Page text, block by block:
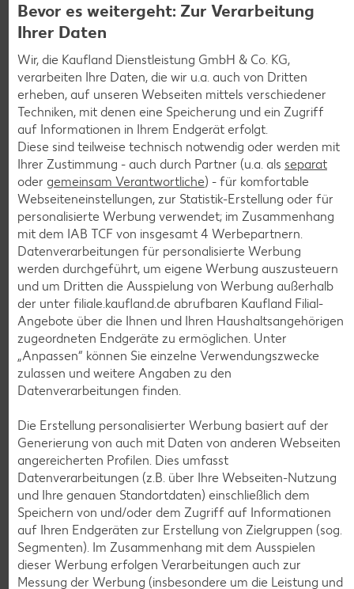
SCHWARZWALDMILCH
Bioland frische Vollmilch,
3,8 % Fett
nur
1.59
nur
1.29
K-TAKE IT VEGGIE
versch. Sorten
je 400-g-Becher
(1 kg = 3.23)
1.29
Weitere Angebote anzeigen
Diese Artikel findest du an unserer
Frischetheke
Bevor es weitergeht: Zur Verarbeitung
Ihrer Daten
Wir, die Kaufland Dienstleistung GmbH & Co. KG,
verarbeiten Ihre Daten, die wir u.a. auch von Dritten
erheben, auf unseren Webseiten mittels verschiedener
Techniken, mit denen eine Speicherung und ein Zugriff
auf Informationen in Ihrem Endgerät erfolgt.
Diese sind teilweise technisch notwendig oder werden mit
Ihrer Zustimmung - auch durch Partner (u.a. als separat
oder gemeinsam Verantwortliche) - für komfortable
Webseiteneinstellungen, zur Statistik-Erstellung oder für
personalisierte Werbung verwendet; im Zusammenhang
mit dem IAB TCF von insgesamt 4 Werbepartnern.
Datenverarbeitungen für personalisierte Werbung
werden durchgeführt, um eigene Werbung auszusteuern
und um Dritten die Ausspielung von Werbung außerhalb
der unter filiale.kaufland.de abrufbaren Kaufland Filial-
Angebote über die Ihnen und Ihren Haushaltsangehörigen
zugeordneten Endgeräte zu ermöglichen. Unter
„Anpassen“ können Sie einzelne Verwendungszwecke
zulassen und weitere Angaben zu den
Datenverarbeitungen finden.
Die Erstellung personalisierter Werbung basiert auf der
Generierung von auch mit Daten von anderen Webseiten
angereicherten Profilen. Dies umfasst
Datenverarbeitungen (z.B. über Ihre Webseiten-Nutzung
und Ihre genauen Standortdaten) einschließlich dem
Speichern von und/oder dem Zugriff auf Informationen
auf Ihren Endgeräten zur Erstellung von Zielgruppen (sog.
Segmenten). Im Zusammenhang mit dem Ausspielen
dieser Werbung erfolgen Verarbeitungen auch zur
Messung der Werbung (insbesondere um die Leistung und